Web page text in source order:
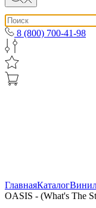
8 (800) 700-41-98
ГлавнаяКаталог
OASIS - (What's The